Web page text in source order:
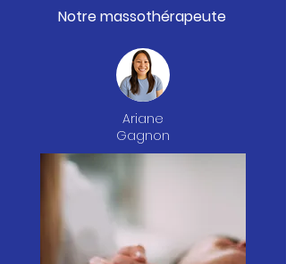
Notre massothérapeute
Ariane
Gagnon